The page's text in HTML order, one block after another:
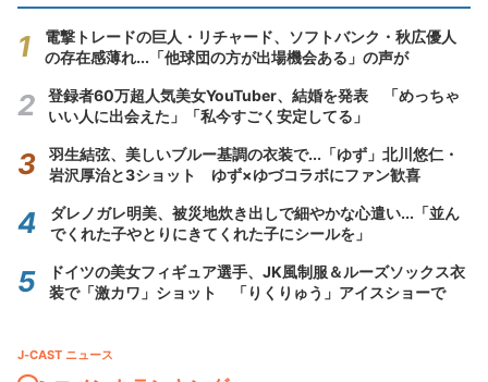
電撃トレードの巨人・リチャード、ソフトバンク・秋広優人
の存在感薄れ...「他球団の方が出場機会ある」の声が
登録者60万超人気美女YouTuber、結婚を発表 「めっちゃ
いい人に出会えた」「私今すごく安定してる」
羽生結弦、美しいブルー基調の衣装で...「ゆず」北川悠仁・
岩沢厚治と3ショット ゆず×ゆづコラボにファン歓喜
ダレノガレ明美、被災地炊き出しで細やかな心遣い...「並ん
でくれた子やとりにきてくれた子にシールを」
ドイツの美女フィギュア選手、JK風制服＆ルーズソックス衣
装で「激カワ」ショット 「りくりゅう」アイスショーで
J-CAST ニュース